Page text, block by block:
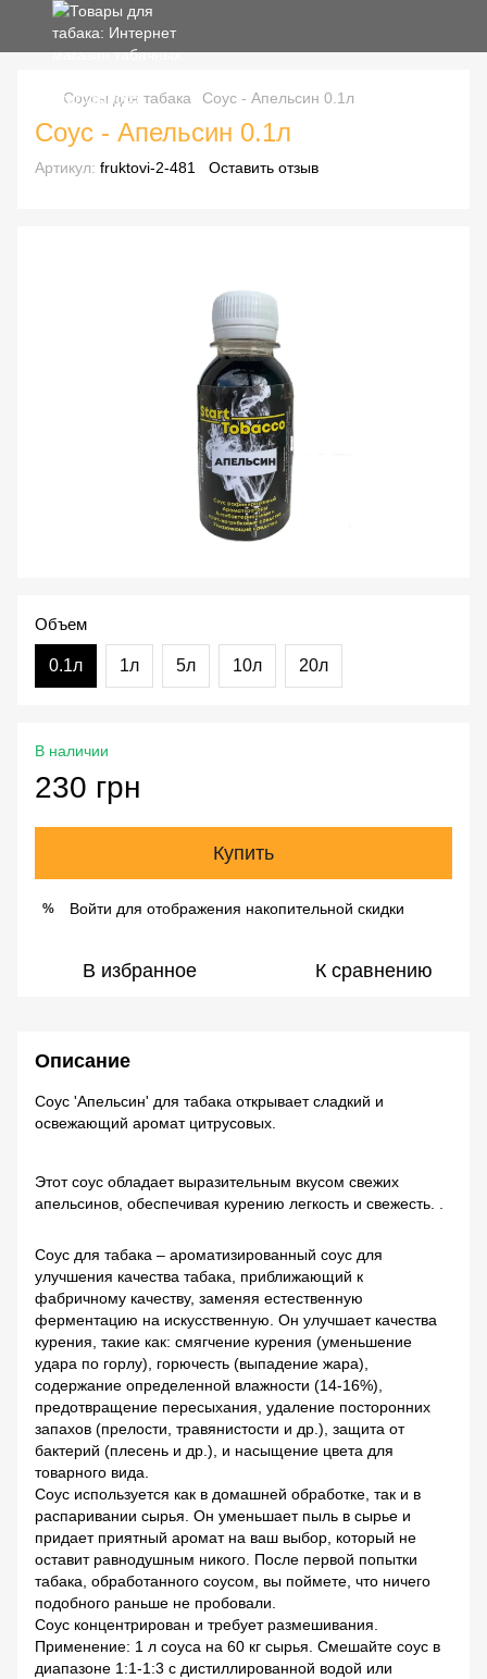
Соусы для табака Соус - Апельсин 0.1л
Соус - Апельсин 0.1л
Артикул: fruktovi-2-481 Оставить отзыв
Объем
0.1л 1л 5л 10л 20л
В наличии
230 грн
Купить
% Войти для отображения накопительной скидки
В избранное К сравнению
Описание
Соус 'Апельсин' для табака открывает сладкий и
освежающий аромат цитрусовых.
Этот соус обладает выразительным вкусом свежих
апельсинов, обеспечивая курению легкость и свежесть. .
Соус для табака – ароматизированный соус для
улучшения качества табака, приближающий к
фабричному качеству, заменяя естественную
ферментацию на искусственную. Он улучшает качества
курения, такие как: смягчение курения (уменьшение
удара по горлу), горючесть (выпадение жара),
содержание определенной влажности (14-16%),
предотвращение пересыхания, удаление посторонних
запахов (прелости, травянистости и др.), защита от
бактерий (плесень и др.), и насыщение цвета для
товарного вида.
Соус используется как в домашней обработке, так и в
распаривании сырья. Он уменьшает пыль в сырье и
придает приятный аромат на ваш выбор, который не
оставит равнодушным никого. После первой попытки
табака, обработанного соусом, вы поймете, что ничего
подобного раньше не пробовали.
Соус концентрирован и требует размешивания.
Применение: 1 л соуса на 60 кг сырья. Смешайте соус в
диапазоне 1:1-1:3 с дистиллированной водой или